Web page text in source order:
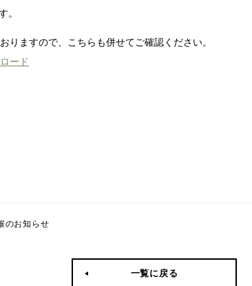
。
りますので、こちらも併せてご確認ください。
ード
のお知らせ
一覧に戻る